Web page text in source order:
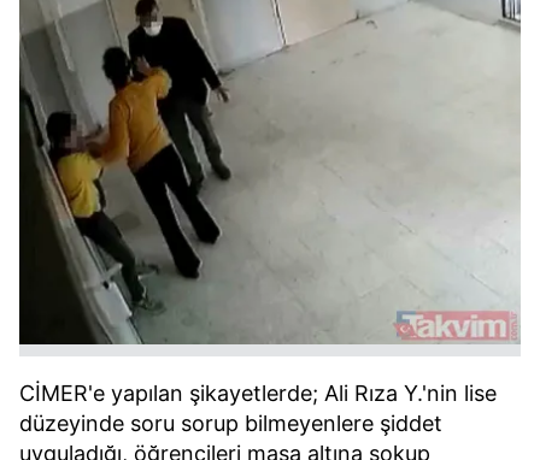
CİMER'e yapılan şikayetlerde; Ali Rıza Y.'nin lise
düzeyinde soru sorup bilmeyenlere şiddet
uyguladığı, öğrencileri masa altına sokup